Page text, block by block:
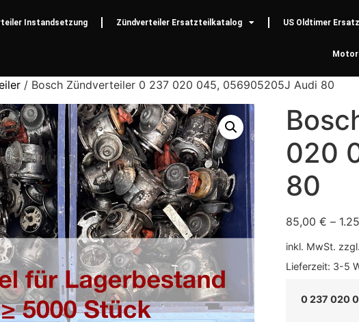
Instandsetzung Zündverteiler Ersatzteilkatalog US Oldtimer
/ Bosch Zündverteiler 0 237 020 045, 056905205J Audi 80
020
80
85,00 € –
inkl. MwSt. zzgl.
Lieferzeit: 3-5
0 237 020